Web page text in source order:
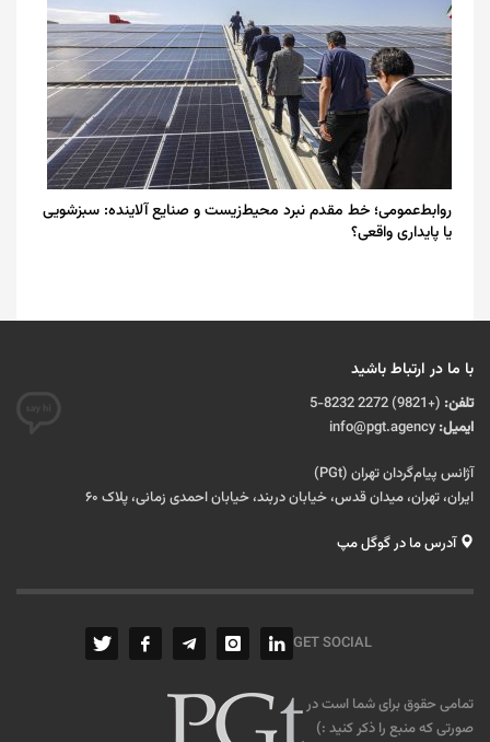
روابط‌عمومی؛ خط مقدم نبرد محیط‌زیست و صنایع آلاینده: سبزشویی
یا پایداری واقعی؟
با ما در ارتباط باشید
تلفن: (+9821) 2272 8232-5
ایمیل:
آژانس پیام‌گردان تهران (PGt)
ایران، تهران، میدان قدس، خیابان دربند، خیابان احمدی زمانی، پلاک ۶۰
آدرس ما در گوگل مپ
GET SOCIAL
تمامی حقوق برای شما است در
صورتی که منبع را ذکر کنید :)